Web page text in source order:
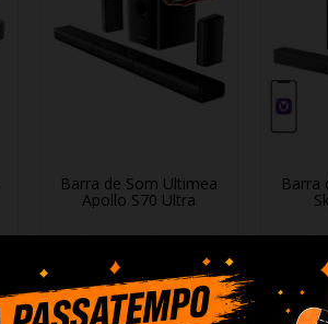
Barra de Som Ultimea
Apollo S70 Ultra
214,48 €
+ Adicionar
Barra